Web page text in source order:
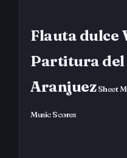
Flauta dulce
Partitura del
AranjuezSheet
Music Scores